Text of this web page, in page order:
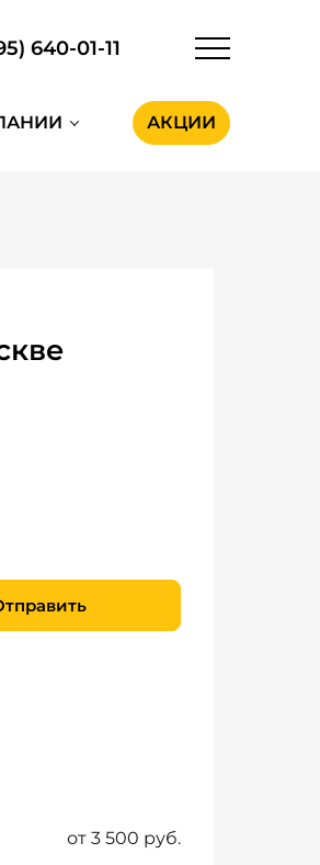
640-01-11
АКЦИИ
от 3 500 руб.